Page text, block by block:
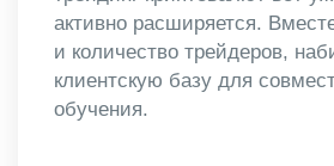
активно расширяется.
и количество трейдеров,
клиентскую базу для
обучения.